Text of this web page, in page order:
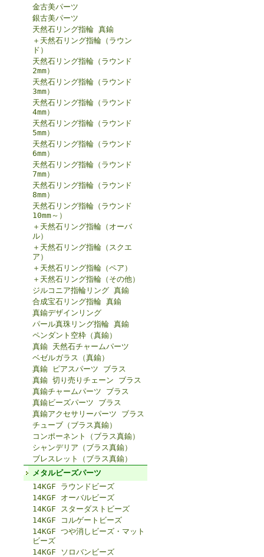
金古美パーツ
銀古美パーツ
天然石リング指輪 真鍮
＋天然石リング指輪（ラウン
ド）
天然石リング指輪（ラウンド
2mm）
天然石リング指輪（ラウンド
3mm）
天然石リング指輪（ラウンド
4mm）
天然石リング指輪（ラウンド
5mm）
天然石リング指輪（ラウンド
6mm）
天然石リング指輪（ラウンド
7mm）
天然石リング指輪（ラウンド
8mm）
天然石リング指輪（ラウンド
10mm～）
＋天然石リング指輪（オーバ
ル）
＋天然石リング指輪（スクエ
ア）
＋天然石リング指輪（ペア）
＋天然石リング指輪（その他）
ジルコニア指輪リング 真鍮
合成宝石リング指輪 真鍮
真鍮デザインリング
パール真珠リング指輪 真鍮
ペンダント空枠（真鍮）
真鍮 天然石チャームパーツ
ベゼルガラス（真鍮）
真鍮 ピアスパーツ ブラス
真鍮 切り売りチェーン ブラス
真鍮チャームパーツ ブラス
真鍮ビーズパーツ ブラス
真鍮アクセサリーパーツ ブラス
チューブ（ブラス真鍮）
コンポーネント（ブラス真鍮）
シャンデリア（ブラス真鍮）
ブレスレット（ブラス真鍮）
メタルビーズパーツ
14KGF ラウンドビーズ
14KGF オーバルビーズ
14KGF スターダストビーズ
14KGF コルゲートビーズ
14KGF つや消しビーズ・マット
ビーズ
14KGF ソロバンビーズ